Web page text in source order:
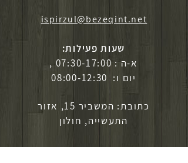
ispirzul@bezeqint.net
שעות פעילות:
א-ה : 07:30-17:00 ,
יום ו: 08:00-12:30
כתובת: המשביר 15, אזור
התעשייה, חולון